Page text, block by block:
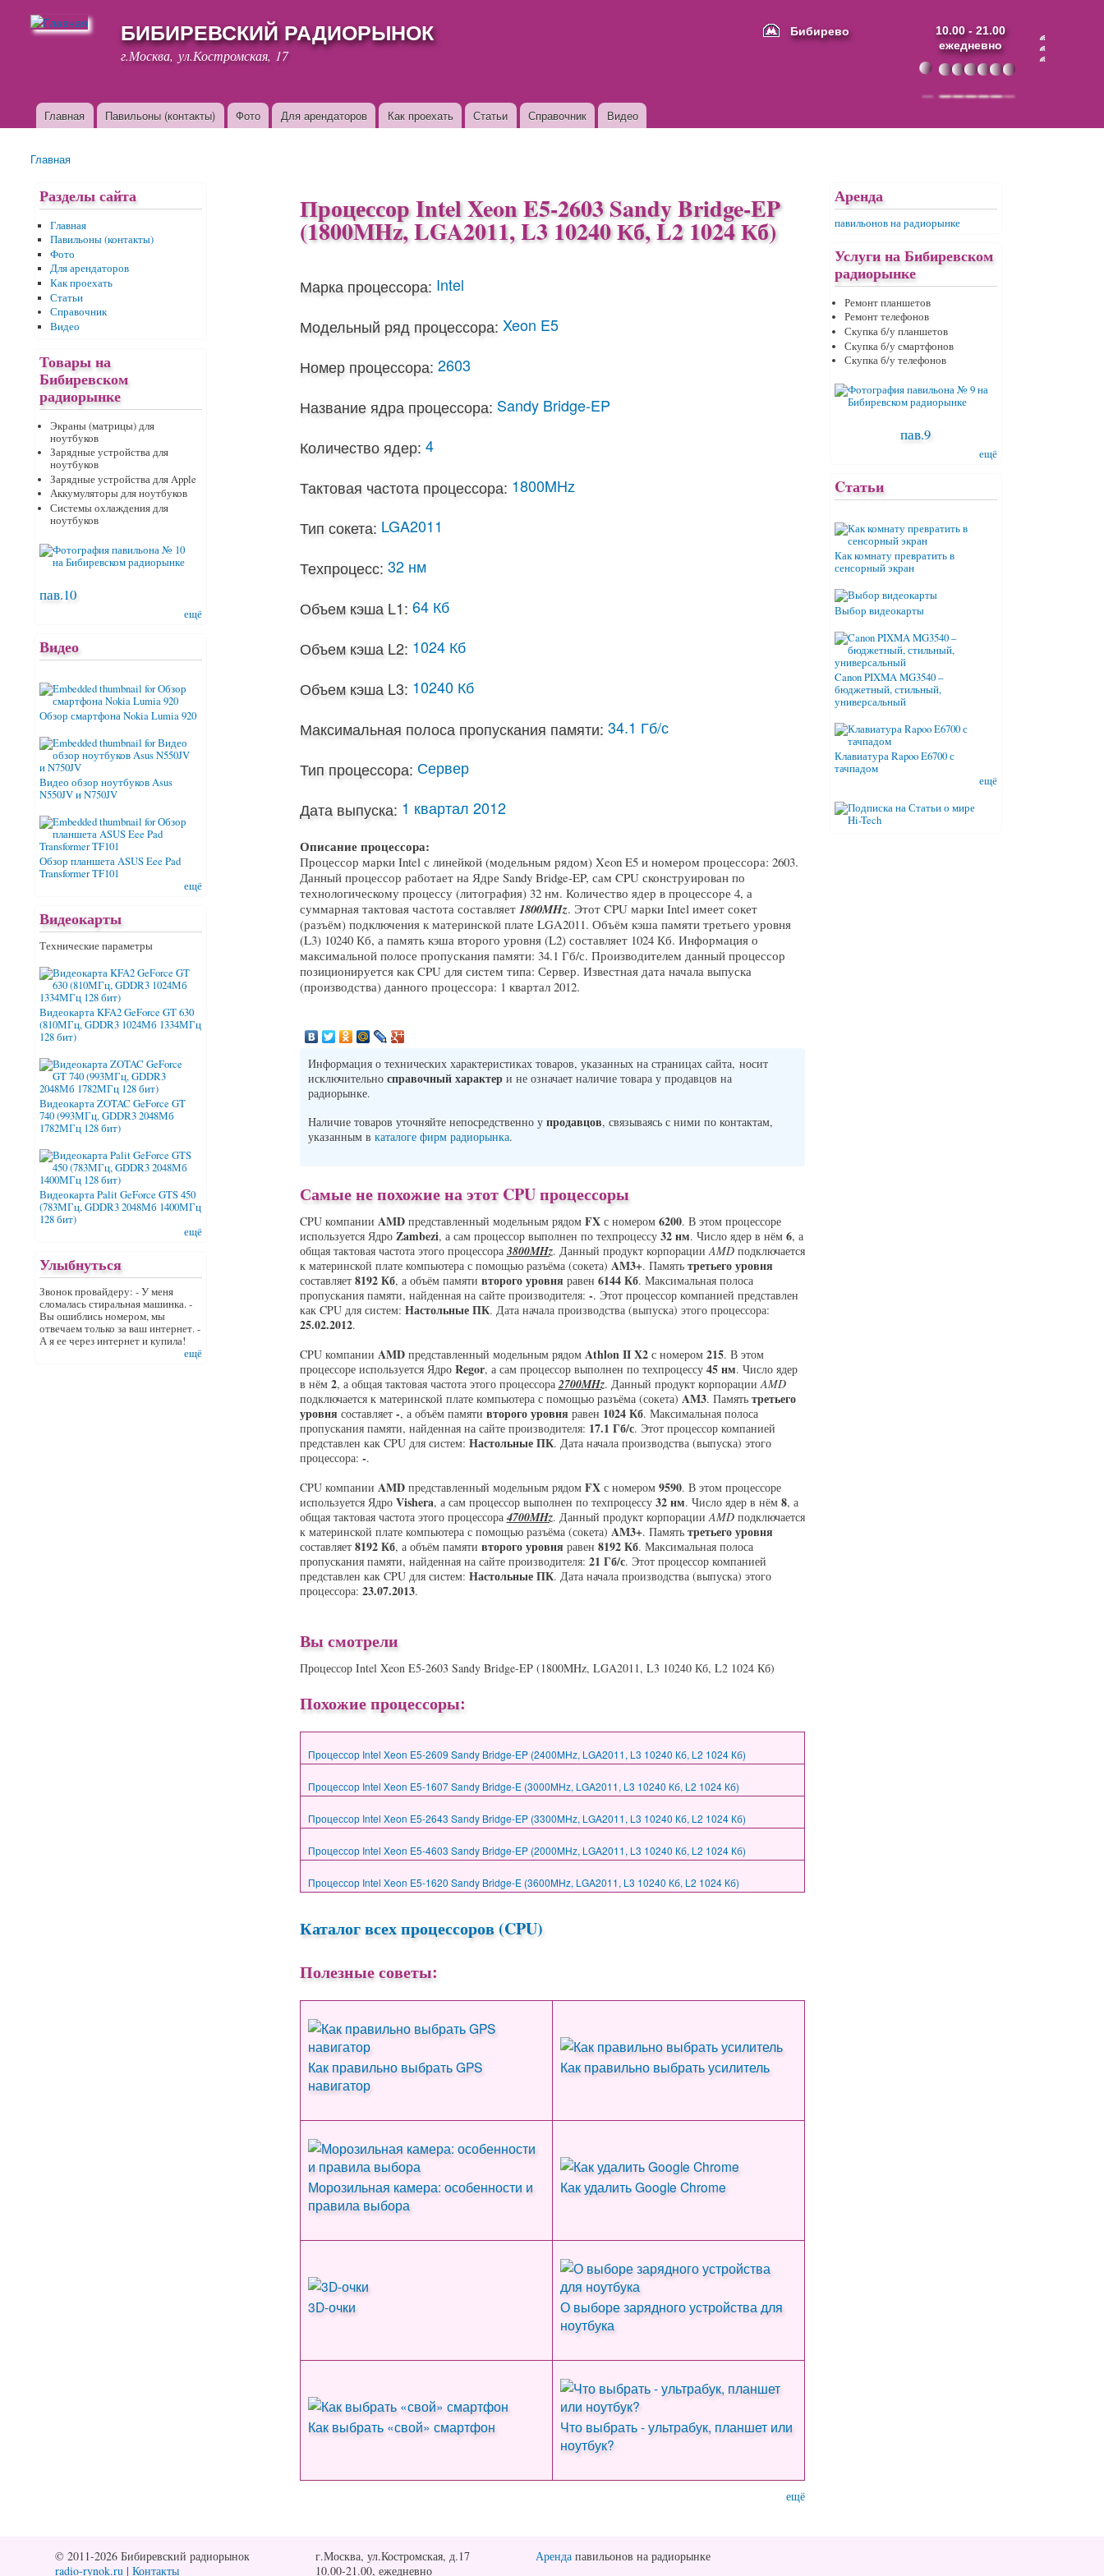
БИБИРЕВСКИЙ РАДИОРЫНОК
г.Москва, ул.Костромская, 17
Бибирево
10.00 - 21.00
ежедневно
Основные ссылки
Главная Павильоны (контакты) Фото Для арендаторов Как проехать Статьи Справочник Видео
Вы здесь
Главная
Процессор Intel Xeon E5-2603 Sandy Bridge-EP
(1800MHz, LGA2011, L3 10240 Кб, L2 1024 Кб)
Марка процессора: Intel
Модельный ряд процессора: Xeon E5
Номер процессора: 2603
Название ядра процессора: Sandy Bridge-EP
Количество ядер: 4
Тактовая частота процессора: 1800MHz
Тип сокета: LGA2011
Техпроцесс: 32 нм
Объем кэша L1: 64 Кб
Объем кэша L2: 1024 Кб
Объем кэша L3: 10240 Кб
Максимальная полоса пропускания памяти: 34.1 Гб/с
Тип процессора: Сервер
Дата выпуска: 1 квартал 2012
Описание процессора:
Процессор марки Intel с линейкой (модельным рядом) Xeon E5 и номером процессора: 2603.
Данный процессор работает на Ядре Sandy Bridge-EP, сам CPU сконструирован по
технологическому процессу (литография) 32 нм. Количество ядер в процессоре 4, а
суммарная тактовая частота составляет 1800MHz. Этот CPU марки Intel имеет сокет
(разъём) подключения к материнской плате LGA2011. Объём кэша памяти третьего уровня
(L3) 10240 Кб, а память кэша второго уровня (L2) составляет 1024 Кб. Информация о
максимальной полосе пропускания памяти: 34.1 Гб/с. Производителем данный процессор
позиционируется как CPU для систем типа: Сервер. Известная дата начала выпуска
(производства) данного процессора: 1 квартал 2012.
Информация о технических характеристиках товаров, указанных на страницах сайта, носит
исключительно справочный характери не означает наличие товара у продавцов на
радиорынке.
Наличие товаров уточняйте непосредственно у продавцов, связываясь с ними по контактам,
указанным в каталоге фирм радиорынка.
Самые не похожие на этот CPU процессоры
CPU компании AMDпредставленный модельным рядом FXс номером 6200. В этом процессоре
используется Ядро Zambezi, а сам процессор выполнен по техпроцессу 32 нм. Число ядер в нём 6, а
общая тактовая частота этого процессора 3800MHz. Данный продукт корпорации AMDподключается
к материнской плате компьютера с помощью разъёма (сокета) AM3+. Память третьего уровня
составляет 8192 Кб, а объём памяти второго уровня равен 6144 Кб. Максимальная полоса
пропускания памяти, найденная на сайте производителя: -. Этот процессор компанией представлен
как CPU для систем: Настольные ПК. Дата начала производства (выпуска) этого процессора:
25.02.2012.
CPU компании AMDпредставленный модельным рядом Athlon II X2с номером 215. В этом
процессоре используется Ядро Regor, а сам процессор выполнен по техпроцессу 45 нм. Число ядер
в нём 2, а общая тактовая частота этого процессора2700MHz. Данный продукт корпорации AMD
подключается к материнской плате компьютера с помощью разъёма (сокета) AM3. Память третьего
уровня составляет -, а объём памяти второго уровня равен 1024 Кб. Максимальная полоса
пропускания памяти, найденная на сайте производителя: 17.1 Гб/с. Этот процессор компанией
представлен как CPU для систем: Настольные ПК. Дата начала производства (выпуска) этого
процессора: -.
CPU компании AMDпредставленный модельным рядом FXс номером 9590. В этом процессоре
используется Ядро Vishera, а сам процессор выполнен по техпроцессу 32 нм. Число ядер в нём 8, а
общая тактовая частота этого процессора 4700MHz. Данный продукт корпорации AMDподключается
к материнской плате компьютера с помощью разъёма (сокета) AM3+. Память третьего уровня
составляет 8192 Кб, а объём памяти второго уровня равен 8192 Кб. Максимальная полоса
пропускания памяти, найденная на сайте производителя: 21 Гб/с. Этот процессор компанией
представлен как CPU для систем: Настольные ПК. Дата начала производства (выпуска) этого
процессора: 23.07.2013.
Вы смотрели
Процессор Intel Xeon E5-2603 Sandy Bridge-EP (1800MHz, LGA2011, L3 10240 Кб, L2 1024 Кб)
Похожие процессоры:
Процессор Intel Xeon E5-2609 Sandy Bridge-EP (2400MHz, LGA2011, L3 10240 Кб, L2 1024 Кб)
Процессор Intel Xeon E5-1607 Sandy Bridge-E (3000MHz, LGA2011, L3 10240 Кб, L2 1024 Кб)
Процессор Intel Xeon E5-2643 Sandy Bridge-EP (3300MHz, LGA2011, L3 10240 Кб, L2 1024 Кб)
Процессор Intel Xeon E5-4603 Sandy Bridge-EP (2000MHz, LGA2011, L3 10240 Кб, L2 1024 Кб)
Процессор Intel Xeon E5-1620 Sandy Bridge-E (3600MHz, LGA2011, L3 10240 Кб, L2 1024 Кб)
Каталог всех процессоров (CPU)
Полезные советы:
Как правильно выбрать GPS
навигатор
Как правильно выбрать усилитель
Морозильная камера: особенности и
правила выбора
Как удалить Google Chrome
3D-очки
О выборе зарядного устройства для
ноутбука
Как выбрать «свой» смартфон
Что выбрать - ультрабук, планшет или
ноутбук?
ещё
Разделы сайта
Главная
Павильоны (контакты)
Фото
Для арендаторов
Как проехать
Статьи
Справочник
Видео
Товары на
Бибиревском
радиорынке
Экраны (матрицы) для
ноутбуков
Зарядные устройства для
ноутбуков
Зарядные устройства для Apple
Аккумуляторы для ноутбуков
Системы охлаждения для
ноутбуков
пав.10
ещё
Видео
Обзор смартфона Nokia Lumia 920
Видео обзор ноутбуков Asus
N550JV и N750JV
Обзор планшета ASUS Eee Pad
Transformer TF101
ещё
Видеокарты
Технические параметры
Видеокарта KFA2 GeForce GT 630
(810МГц, GDDR3 1024Мб 1334МГц
128 бит)
Видеокарта ZOTAC GeForce GT
740 (993МГц, GDDR3 2048Мб
1782МГц 128 бит)
Видеокарта Palit GeForce GTS 450
(783МГц, GDDR3 2048Мб 1400МГц
128 бит)
ещё
Улыбнуться
Звонок провайдеру: - У меня
сломалась стиральная машинка. -
Вы ошиблись номером, мы
отвечаем только за ваш интернет. -
А я ее через интернет и купила!
ещё
Аренда
павильонов на радиорынке
Услуги на Бибиревском
радиорынке
Ремонт планшетов
Ремонт телефонов
Скупка б/у планшетов
Скупка б/у смартфонов
Скупка б/у телефонов
пав.9
ещё
Cтатьи
Как комнату превратить в
сенсорный экран
Выбор видеокарты
Canon PIXMA MG3540 –
бюджетный, стильный,
универсальный
Клавиатура Rapoo E6700 с
тачпадом
ещё
© 2011-2026 Бибиревский радиорынок
radio-rynok.ru | Контакты
г.Москва, ул.Костромская, д.17
10.00-21.00, ежедневно
Аренда павильонов на радиорынке